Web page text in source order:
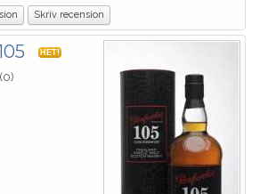
Skriv recension
HET!
(0)